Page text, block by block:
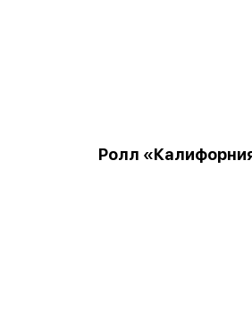
Ролл